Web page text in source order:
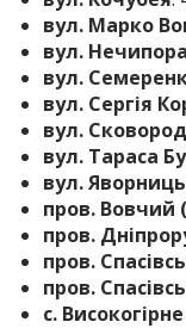
вул. Марко
вул.
вул.
вул. Сергія
вул.
вул. Тараса
вул.
пров. Вовчий
пров.
пров.
пров.
с.